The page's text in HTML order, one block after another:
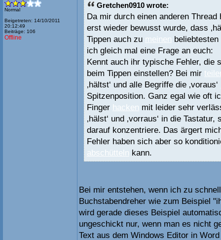
Normal
Beigetreten: 14/10/2011
20:12:49
Beiträge: 106
Offline
Gretchen0910 wrote:
Da mir durch einen anderen Thread
erst wieder bewusst wurde, dass
Tippen auch zu meinen
ich gleich mal eine Frage an euch:
Kennt auch ihr typische Fehler, die
beim Tippen einstellen? Bei mir
‚hältst‘ und alle Begriffe die ‚voraus‘
Spitzenposition. Ganz egal wie oft
Finger hacken mit leider sehr
‚hälst‘ und ‚vorraus‘ in die
darauf konzentriere. Das ärgert
Fehler haben sich aber so
abschütteln kann.
Bei mir entstehen, wenn ich zu
Buchstabendreher wie zum Beispiel
wird gerade dieses Beispiel
ungeschickt nur, wenn man es nicht
Text aus dem Windows Editor in